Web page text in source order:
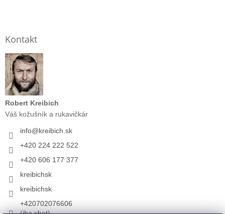
Kontakt
Robert Kreibich
Váš kožušník a rukavičkár
info@kreibich.sk
+420 224 222 522
+420 606 177 377
kreibichsk
kreibichsk
+420702076606